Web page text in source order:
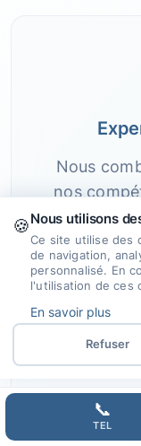
Nous
nos
sites
📞
TEL
🍪Nous utilisons
Ce site utilise des
de navigation,
personnalisé. En
l'utilisation de ces
En savoir plus
Refuser